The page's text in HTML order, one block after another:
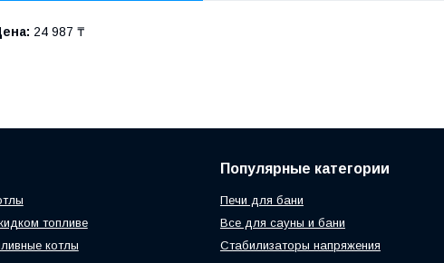
24 987 ₸
топливе
котлы
Популярные категории
Печи для бани
Все для сауны и бани
Стабилизаторы напряжения